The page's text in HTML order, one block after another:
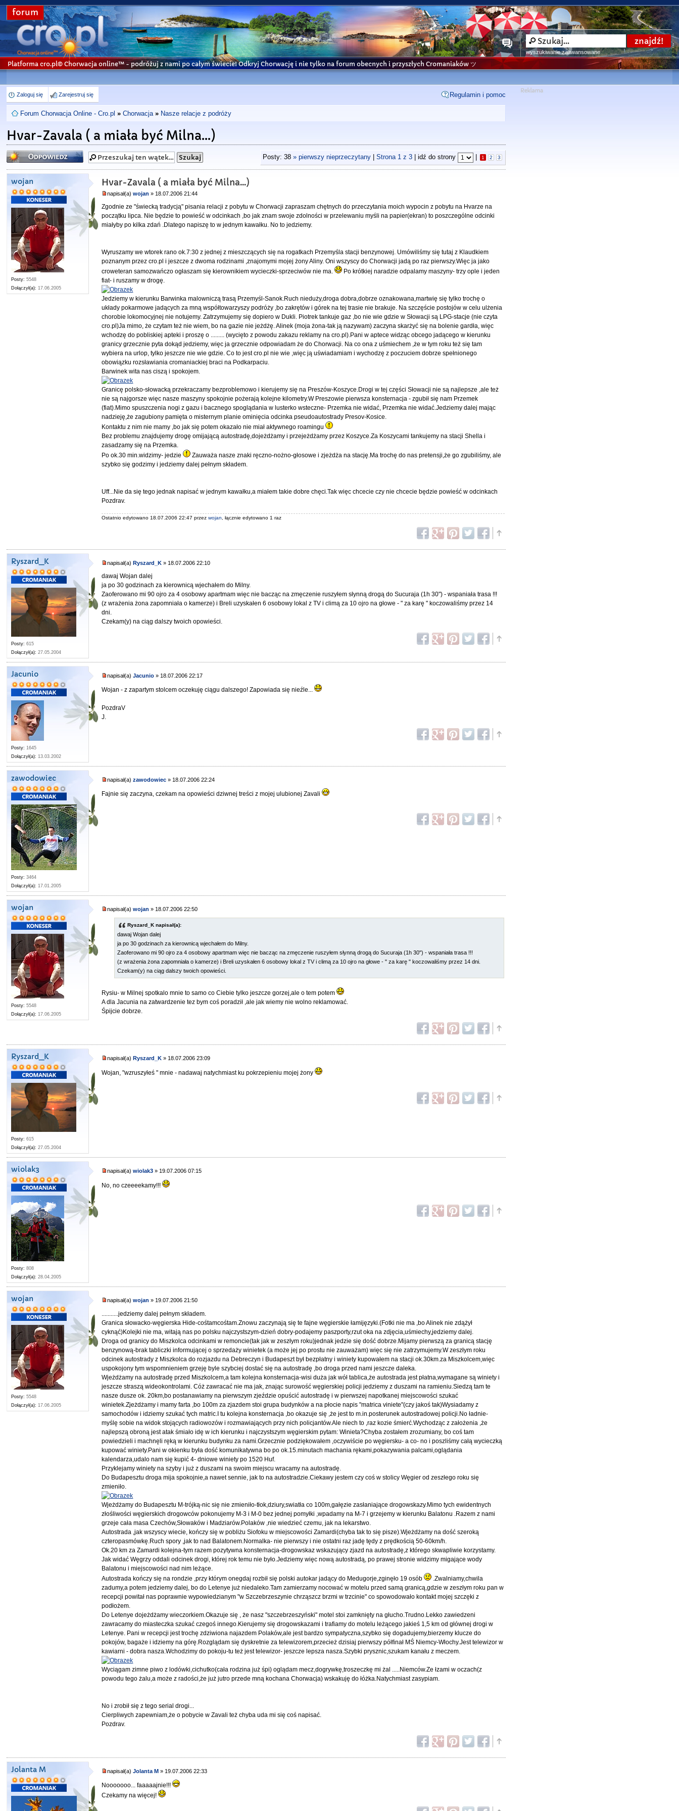
forum
wyszukiwanie zaawansowane
Platforma cro.pl© Chorwacja online™ - podróżuj z nami po całym świecie! Odkryj Chorwację i nie tylko na forum obecnych i przyszłych Cromaniaków ツ
Zaloguj się Zarejestruj się Regulamin i pomoc
Forum Chorwacja Online - Cro.pl » Chorwacja » Nasze relacje z podróży
Hvar-Zavala ( a miała być Milna...)
Odpowiedz Posty: 38 » pierwszy nieprzeczytany| Strona 1z 3| idź do strony 1 2 3
wojan
Posty: 5548
Dołączył(a): 17.06.2005
Hvar-Zavala ( a miała być Milna...)
napisał(a)wojan » 18.07.2006 21:44
Zgodnie ze "świecką tradycją" pisania relacji z pobytu w Chorwacji zapraszam chętnych do przeczytania moich wypocin z pobytu na Hvarze na
początku lipca. Nie będzie to powieść w odcinkach ,bo jak znam swoje zdolności w przelewaniu myśli na papier(ekran) to poszczególne odcinki
miałyby po kilka zdań .Dlatego napiszę to w jednym kawałku. No to jedziemy.
Wyruszamy we wtorek rano ok.7:30 z jednej z mieszczących się na rogatkach Przemyśla stacji benzynowej. Umówiliśmy się tutaj z Klaudkiem
poznanym przez cro.pl i jeszcze z dwoma rodzinami ,znajomymi mojej żony Aliny. Oni wszyscy do Chorwacji jadą po raz pierwszy.Więc ja jako
croweteran samozwańczo ogłaszam się kierownikiem wycieczki-sprzeciwów nie ma.
Po krótkiej naradzie odpalamy maszyny- trzy ople i jeden
fiat- i ruszamy w drogę.
Jedziemy w kierunku Barwinka malowniczą trasą Przemyśl-Sanok.Ruch nieduży,droga dobra,dobrze oznakowana,martwię się tylko trochę o
układy pokarmowe jadących za mną współtowarzyszy podróży ,bo zakrętów i górek na tej trasie nie brakuje. Na szczęście postojów w celu ulżenia
chorobie lokomocyjnej nie notujemy. Zatrzymujemy się dopiero w Dukli. Piotrek tankuje gaz ,bo nie wie gdzie w Słowacji są LPG-stacje (nie czyta
cro.pl)Ja mimo, że czytam też nie wiem, bo na gazie nie jeżdżę. Alinek (moja żona-tak ją nazywam) zaczyna skarżyć się na bolenie gardła, więc
wchodzę do pobliskiej apteki i proszę o ......... (wycięto z powodu zakazu reklamy na cro.pl).Pani w aptece widząc obcego jadącego w kierunku
granicy grzecznie pyta dokąd jedziemy, więc ja grzecznie odpowiadam że do Chorwacji. Na co ona z uśmiechem ,że w tym roku też się tam
wybiera na urlop, tylko jeszcze nie wie gdzie. Co to jest cro.pl nie wie ,więc ją uświadamiam i wychodzę z poczuciem dobrze spełnionego
obowiązku rozsławiania cromaniackiej braci na Podkarpaciu.
Barwinek wita nas ciszą i spokojem.
Granicę polsko-słowacką przekraczamy bezproblemowo i kierujemy się na Preszów-Koszyce.Drogi w tej części Słowacji nie są najlepsze ,ale też
nie są najgorsze więc nasze maszyny spokojnie pożerają kolejne kilometry.W Preszowie pierwsza konsternacja - zgubił się nam Przemek
(fiat).Mimo spuszczenia nogi z gazu i bacznego spoglądania w lusterko wsteczne- Przemka nie widać, Przemka nie widać.Jedziemy dalej mając
nadzieję,że zagubiony pamięta o misternym planie ominięcia odcinka pseudoautostrady Presov-Kosice.
Kontaktu z nim nie mamy ,bo jak się potem okazało nie miał aktywnego roamingu
Bez problemu znajdujemy drogę omijającą autostradę,dojeżdżamy i przejeżdżamy przez Koszyce.Za Koszycami tankujemy na stacji Shella i
zasadzamy się na Przemka.
Po ok.30 min.widzimy- jedzie
Zauważa nasze znaki ręczno-nożno-głosowe i zjeżdża na stację.Ma trochę do nas pretensji,że go zgubiliśmy, ale
szybko się godzimy i jedziemy dalej pełnym składem.
Uff...Nie da się tego jednak napisać w jednym kawałku,a miałem takie dobre chęci.Tak więc chcecie czy nie chcecie będzie powieść w odcinkach
Pozdrav.
Ostatnio edytowano 18.07.2006 22:47 przezwojan , łącznie edytowano 1 raz
Ryszard_K
Posty: 615
Dołączył(a): 27.05.2004
napisał(a)Ryszard_K » 18.07.2006 22:10
dawaj Wojan dalej
ja po 30 godzinach za kierownicą wjechałem do Milny.
Zaoferowano mi 90 ojro za 4 osobowy apartmam więc nie bacząc na zmęczenie ruszyłem słynną drogą do Sucuraja (1h 30") - wspaniała trasa !!!
(z wrażenia żona zapomniała o kamerze) i Breli uzyskałen 6 osobowy lokal z TV i climą za 10 ojro na głowe - " za karę " koczowaliśmy przez 14
dni.
Czekam(y) na ciąg dalszy twoich opowieści.
Jacunio
Posty: 1645
Dołączył(a): 13.03.2002
napisał(a)Jacunio » 18.07.2006 22:17
Wojan - z zapartym stolcem oczekuję ciągu dalszego! Zapowiada się nieźle...
PozdraV
J.
zawodowiec
Posty: 3464
Dołączył(a): 17.01.2005
napisał(a)zawodowiec » 18.07.2006 22:24
Fajnie się zaczyna, czekam na opowieści dziwnej treści z mojej ulubionej Zavali
wojan
Posty: 5548
Dołączył(a): 17.06.2005
napisał(a)wojan » 18.07.2006 22:50
Ryszard_K napisał(a):
dawaj Wojan dalej
ja po 30 godzinach za kierownicą wjechałem do Milny.
Zaoferowano mi 90 ojro za 4 osobowy apartmam więc nie bacząc na zmęczenie ruszyłem słynną drogą do Sucuraja (1h 30") - wspaniała trasa !!!
(z wrażenia żona zapomniała o kamerze) i Breli uzyskałen 6 osobowy lokal z TV i climą za 10 ojro na głowe - " za karę " koczowaliśmy przez 14 dni.
Czekam(y) na ciąg dalszy twoich opowieści.
Rysiu- w Milnej spotkalo mnie to samo co Ciebie tylko jeszcze gorzej,ale o tem potem
A dla Jacunia na zatwardzenie tez bym coś poradził ,ale jak wiemy nie wolno reklamować.
Śpijcie dobrze.
Ryszard_K
Posty: 615
Dołączył(a): 27.05.2004
napisał(a) Ryszard_K » 18.07.2006 23:09
Wojan, "wzruszyłeś " mnie - nadawaj natychmiast ku pokrzepieniu mojej żony
wiolak3
Posty: 808
Dołączył(a): 28.04.2005
napisał(a)wiolak3 » 19.07.2006 07:15
No, no czeeeekamy!!!
wojan
Posty: 5548
Dołączył(a): 17.06.2005
napisał(a)wojan » 19.07.2006 21:50
...........jedziemy dalej pełnym składem.
Granica słowacko-węgierska Hide-cośtamcośtam.Znowu zaczynają się te fajne węgierskie łamijęzyki.(Fotki nie ma ,bo Alinek nie zdążył
cyknąć)Kolejki nie ma, witają nas po polsku najczystszym-dzień dobry-podajemy paszporty,rzut oka na zdjęcia,uśmiechy,jedziemy dalej.
Droga od granicy do Miszkolca odcinkami w remoncie(tak jak w zeszłym roku)jednak jedzie się dość dobrze.Mijamy pierwszą za granicą stację
benzynową-brak tabliczki informującej o sprzedaży winietek (a może jej po prostu nie zauważam) więc się nie zatrzymujemy.W zeszłym roku
odcinek autostrady z Miszkolca do rozjazdu na Debreczyn i Budapeszt był bezpłatny i winiety kupowałem na stacji ok.30km.za Miszkolcem,więc
uspokojony tym wspomnieniem grzeję byle szybciej dostać się na autostradę ,bo droga przed nami jeszcze daleka.
Wjeżdżamy na autostradę przed Miszkolcem,a tam kolejna konsternacja-wisi duża jak wół tablica,że autostrada jest płatna,wymagane są winiety i
jeszcze straszą wideokontrolami. Cóż zawracać nie ma jak, znając surowość węgierskiej policji jedziemy z duszami na ramieniu.Siedzą tam te
nasze dusze ok. 20km,bo postanawiamy na pierwszym zjeździe opuścić autostradę i w pierwszej napotkanej miejscowości szukać
winietek.Zjeżdżamy i mamy farta ,bo 100m za zjazdem stoi grupa budynków a na płocie napis "matrica viniete"(czy jakoś tak)Wysiadamy z
samochodów i idziemy szukać tych matric.I tu kolejna konsternacja ,bo okazuje się ,że jest to m.in.posterunek autostradowej policji.No ładnie-
myślę sobie na widok stojących radiowozów i rozmawiających przy nich policjantów.Ale niech to ,raz kozie śmierć.Wychodząc z założenia ,że
najlepszą obroną jest atak śmiało idę w ich kierunku i najczystszym węgierskim pytam: Winieta?Chyba zostałem zrozumiany, bo coś tam
powiedzieli i machnęli ręką w kierunku budynku za nami.Grzecznie podziękowałem ,oczywiście po węgiersku- a co- no i poszliśmy całą wycieczką
kupować winiety.Pani w okienku była dość komunikatywna bo po ok.15.minutach machania rękami,pokazywania palcami,oglądania
kalendarza,udalo nam się kupić 4- dniowe winiety po 1520 Huf.
Przyklejamy winiety na szyby i już z duszami na swoim miejscu wracamy na autostradę.
Do Budapesztu droga mija spokojnie,a nawet sennie, jak to na autostradzie.Ciekawy jestem czy coś w stolicy Węgier od zeszłego roku się
zmieniło.
Wjeżdżamy do Budapesztu M-trójką-nic się nie zmieniło-tłok,dziury,swiatła co 100m,gałęzie zasłaniające drogowskazy.Mimo tych ewidentnych
złośliwości węgierskich drogowców pokonujemy M-3 i M-0 bez jednej pomyłki ,wpadamy na M-7 i grzejemy w kierunku Balatonu .Razem z nami
grzeje cała masa Czechów,Słowaków i Madziarów.Polaków ,nie wiedzieć czemu, jak na lekarstwo.
Autostrada ,jak wszyscy wiecie, kończy się w pobliżu Siofoku w miejscowości Zamardi(chyba tak to się pisze).Wjeżdżamy na dość szeroką
czteropasmówkę.Ruch spory ,jak to nad Balatonem.Normalka- nie pierwszy i nie ostatni raz jadę tędy z prędkością 50-60km/h.
Ok.20 km za Zamardi kolejna-tym razem pozytywna konsternacja-drogowskaz wskazujący zjazd na autostradę,z którego skwapliwie korzystamy.
Jak widać Węgrzy oddali odcinek drogi, której rok temu nie było.Jedziemy więc nową autostradą, po prawej stronie widzimy migające wody
Balatonu i miejscowości nad nim leżące.
Autostrada kończy się na rondzie ,przy którym onegdaj rozbił się polski autokar jadący do Medugorje,zginęło 19 osób
.Zwalniamy,chwila
zadumy,a potem jedziemy dalej, bo do Letenye już niedaleko.Tam zamierzamy nocować w motelu przed samą granicą,gdzie w zeszłym roku pan w
recepcji powitał nas poprawnie wypowiedzianym "w Szczebrzeszynie chrząszcz brzmi w trzcinie" co spowodowało kontakt mojej szczęki z
podłożem.
Do Letenye dojeżdżamy wieczorkiem.Okazuje się , że nasz "szczebrzeszyński" motel stoi zamknięty na głucho.Trudno.Lekko zawiedzeni
zawracamy do miasteczka szukać czegoś innego.Kierujemy się drogowskazami i trafiamy do motelu leżącego jakieś 1,5 km od głównej drogi w
Letenye. Pani w recepcji jest trochę zdziwiona najazdem Polaków,ale jest bardzo sympatyczna,szybko się dogadujemy,bierzemy klucze do
pokojów, bagaże i idziemy na górę.Rozglądam się dyskretnie za telewizorem,przecież dzisiaj pierwszy półfinał MŚ Niemcy-Włochy.Jest telewizor w
kawiarni - dobra nasza.Wchodzimy do pokoju-tu też jest telewizor- jeszcze lepsza nasza.Szybki prysznic,szukam kanału z meczem.
Wyciągam zimne piwo z lodówki,cichutko(cała rodzina już śpi) oglądam mecz,dogrywkę,troszeczkę mi żal .....Niemców.Ze łzami w oczach(z
powodu tego żalu,a może z radości,że już jutro przede mną kochana Chorwacja) wskakuję do łóżka.Natychmiast zasypiam.
No i zrobił się z tego serial drogi...
Cierpliwych zapewniam,że o pobycie w Zavali też chyba uda mi się coś napisać.
Pozdrav.
Jolanta M napisał(a)Jolanta M » 19.07.2006 22:33
Nooooooo... faaaaajnie!!!
Czekamy na więcej!